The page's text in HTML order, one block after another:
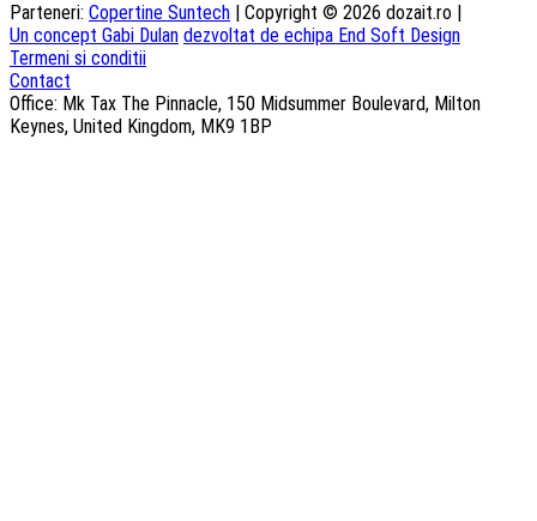
Parteneri: Copertine Suntech | Copyright © 2026 dozait.ro |
Un concept Gabi Dulan dezvoltat de echipa End Soft Design
Termeni si conditii
Contact
Office: Mk Tax The Pinnacle, 150 Midsummer Boulevard, Milton
Keynes, United Kingdom, MK9 1BP